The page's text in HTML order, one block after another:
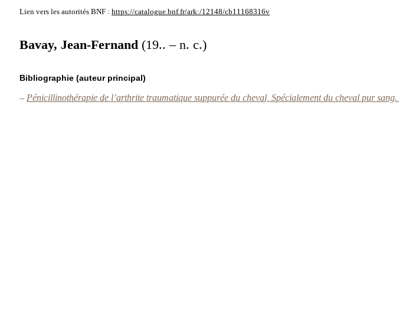
Lien vers les autorités BNF : https://catalogue.bnf.fr/ark:/12148/cb11168316v
Bavay, Jean-Fernand (19.. – n. c.)
Bibliographie (auteur principal)
– Pénicillinothérapie de l’arthrite traumatique suppurée du cheval, Spécialement du cheval pur sang.